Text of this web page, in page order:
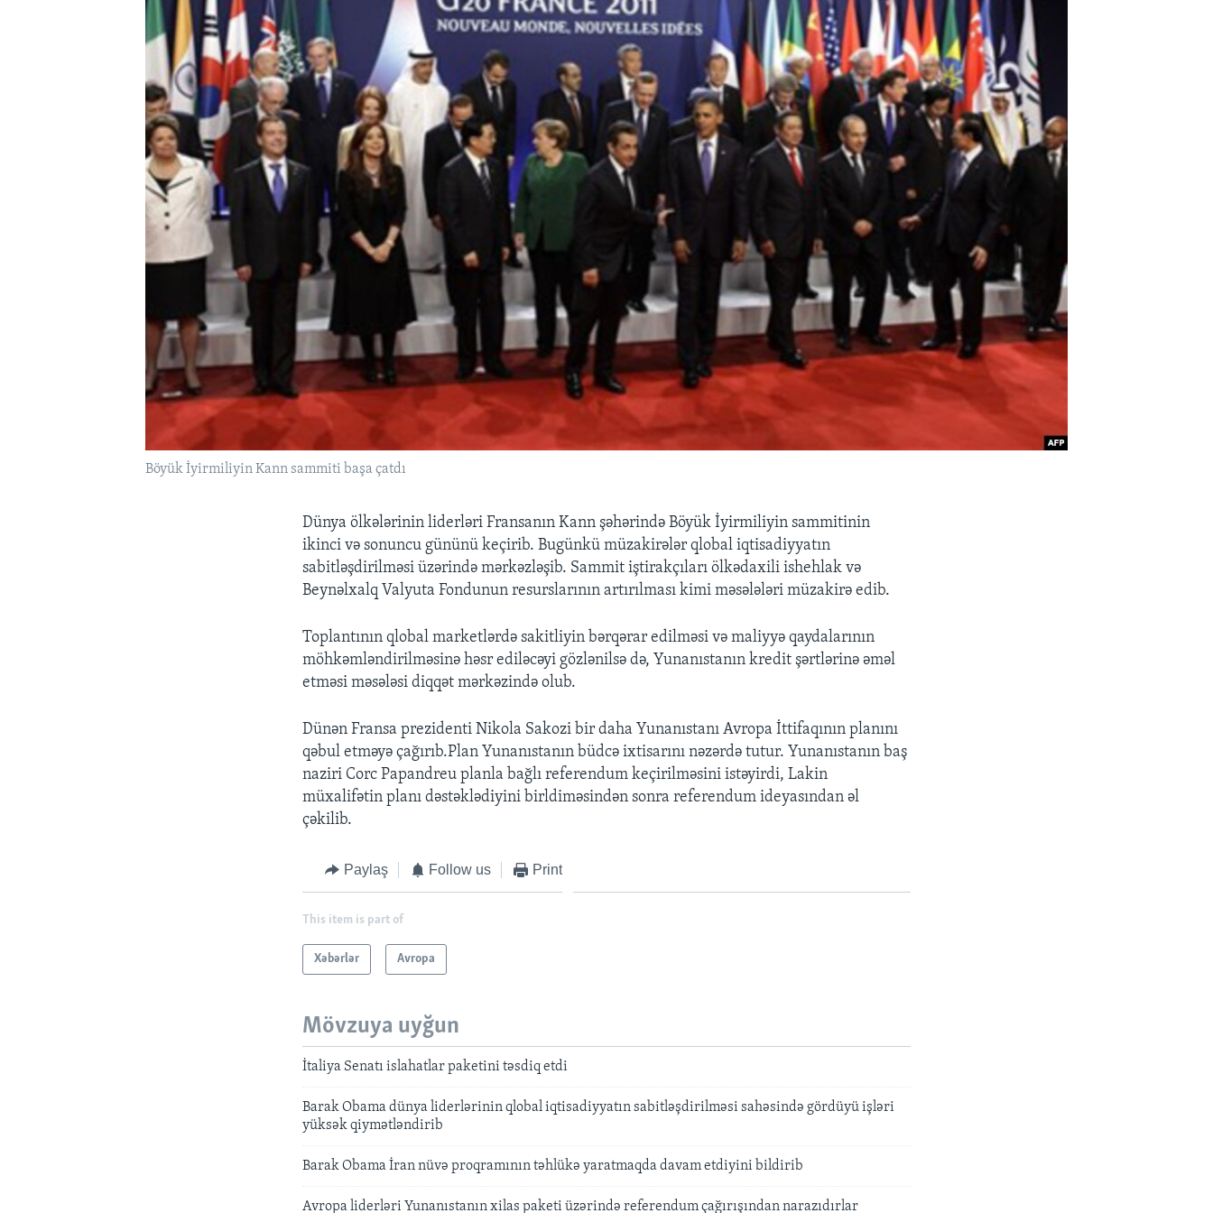
Böyük İyirmiliyin Kann sammiti başa çatdı
Dünya ölkələrinin liderləri Fransanın Kann şəhərində Böyük İyirmiliyin sammitinin
ikinci və sonuncu gününü keçirib. Bugünkü müzakirələr qlobal iqtisadiyyatın
sabitləşdirilməsi üzərində mərkəzləşib. Sammit iştirakçıları ölkədaxili ishehlak və
Beynəlxalq Valyuta Fondunun resurslarının artırılması kimi məsələləri müzakirə edib.
Toplantının qlobal marketlərdə sakitliyin bərqərar edilməsi və maliyyə qaydalarının
möhkəmləndirilməsinə həsr ediləcəyi gözlənilsə də, Yunanıstanın kredit şərtlərinə əməl
etməsi məsələsi diqqət mərkəzində olub.
Dünən Fransa prezidenti Nikola Sakozi bir daha Yunanıstanı Avropa İttifaqının planını
qəbul etməyə çağırıb.Plan Yunanıstanın büdcə ixtisarını nəzərdə tutur. Yunanıstanın baş
naziri Corc Papandreu planla bağlı referendum keçirilməsini istəyirdi, Lakin
müxalifətin planı dəstəklədiyini birldiməsindən sonra referendum ideyasından əl
çəkilib.
Paylaş Follow us Print
This item is part of
Xəbərlər Avropa
Mövzuya uyğun
İtaliya Senatı islahatlar paketini təsdiq etdi
Barak Obama dünya liderlərinin qlobal iqtisadiyyatın sabitləşdirilməsi sahəsində gördüyü işləri
yüksək qiymətləndirib
Barak Obama İran nüvə proqramının təhlükə yaratmaqda davam etdiyini bildirib
Avropa liderləri Yunanıstanın xilas paketi üzərində referendum çağırışından narazıdırlar